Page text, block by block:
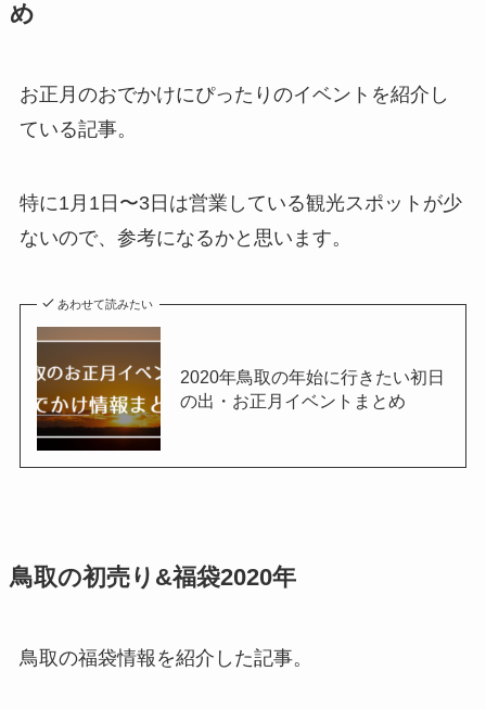
め
お正月のおでかけにぴったりのイベントを紹介し
ている記事。
特に1月1日〜3日は営業している観光スポットが少
ないので、参考になるかと思います。
あわせて読みたい
2020年鳥取の年始に行きたい初日
の出・お正月イベントまとめ
鳥取の初売り&福袋2020年
鳥取の福袋情報を紹介した記事。